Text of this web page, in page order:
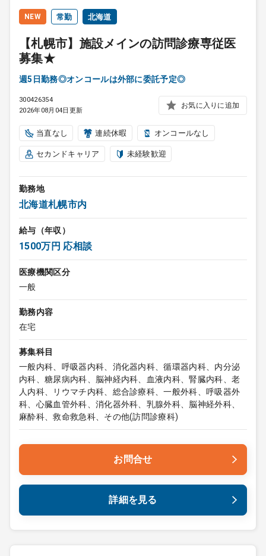
NEW 常勤 北海道
【札幌市】施設メインの訪問診療専従医
募集★
週5日勤務◎オンコールは外部に委託予定◎
300426354
2026年08月04日更新
お気に入りに追加
当直なし 連続休暇 オンコールなし
セカンドキャリア 未経験歓迎
勤務地
北海道札幌市内
給与（年収）
1500万円 応相談
医療機関区分
一般
勤務内容
在宅
募集科目
一般内科、呼吸器内科、消化器内科、循環器内科、内分泌
内科、糖尿病内科、脳神経内科、血液内科、腎臓内科、老
人内科、リウマチ内科、総合診療科、一般外科、呼吸器外
科、心臓血管外科、消化器外科、乳腺外科、脳神経外科、
麻酔科、救命救急科、その他(訪問診療科)
お問合せ
詳細を見る